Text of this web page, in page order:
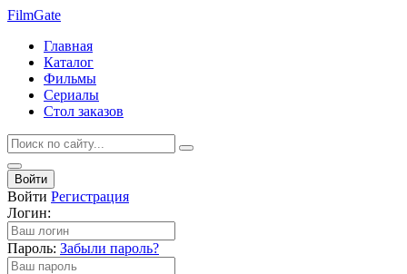
FilmGate
Главная
Каталог
Фильмы
Сериалы
Стол заказов
Войти
Войти Регистрация
Логин:
Пароль: Забыли пароль?